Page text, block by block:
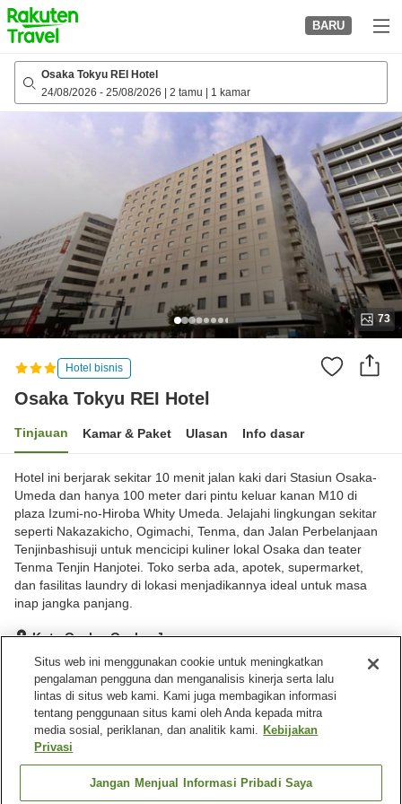
to
top
page
BARU
Osaka Tokyu REI Hotel
24/08/2026 - 25/08/2026 2 tamu 1 kamar
73
Hotel bisnis
Osaka Tokyu REI Hotel
Tinjauan Kamar & Paket Ulasan Info dasar
Hotel ini berjarak sekitar 10 menit jalan kaki dari Stasiun Osaka-
Umeda dan hanya 100 meter dari pintu keluar kanan M10 di
plaza Izumi-no-Hiroba Whity Umeda. Jelajahi lingkungan sekitar
seperti Nakazakicho, Ogimachi, Tenma, dan Jalan Perbelanjaan
Tenjinbashisuji untuk mencicipi kuliner lokal Osaka dan teater
Tenma Tenjin Hanjotei. Toko serba ada, apotek, supermarket,
dan fasilitas laundry di lokasi menjadikannya ideal untuk masa
inap jangka panjang.
Kota Osaka, Osaka, Jepang
Lihat di peta
Sangat baik Ulasan:1,314
Fasilitas properti
Tempat parkir
Spa / Salon kecantikan
Mesin penjual otomatis
Situs web ini menggunakan cookie untuk meningkatkan
pengalaman pengguna dan menganalisis kinerja serta lalu
lintas di situs web kami. Kami juga membagikan informasi
tentang penggunaan situs kami oleh Anda kepada mitra
media sosial, periklanan, dan analitik kami. Kebijakan
Privasi
Jangan Menjual Informasi Pribadi Saya